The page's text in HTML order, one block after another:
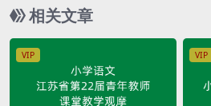
相关文章
VIP VIP